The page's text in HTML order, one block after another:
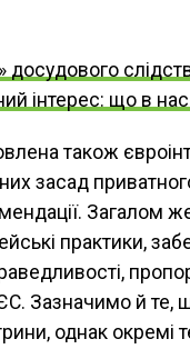
досудового
інтерес: що в нас
також
засад
Загалом
практики,
Зазначимо й
однак окремі